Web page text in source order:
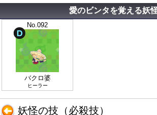
愛のビンタを覚える妖
No.092
バクロ婆
ヒーラー
妖怪の技（必殺技）